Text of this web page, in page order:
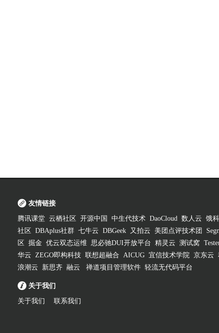
友情链接
腾讯课堂 云栖社区 开源中国 中生代技术 DaoCloud 数人云 饿
社区
DBAplus社群 七牛云 DBGeek 又拍云 美团点评技术团
区
掘金 优云双态运维 思必驰DUI开放平台 精灵云 测试窝
华云 ZEGO即构科技 联想超融合 AICUG 宜信技术学院 京东云
浪潮云
新思齐 融云 禅道项目管理软件 轻流无代码平台
关于我们
关于我们 联系我们